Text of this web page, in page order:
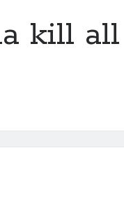
kill all